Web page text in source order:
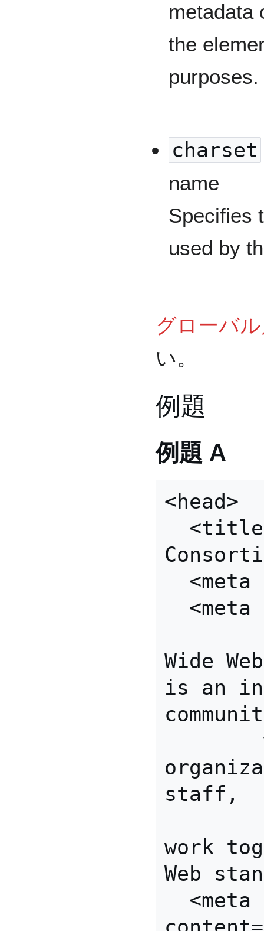
metadata
the
purposes.
charset
name
Specifies
used by
グローバ
い。
例題
例題 A
<head>
Wide
is an
staff,
work
Web